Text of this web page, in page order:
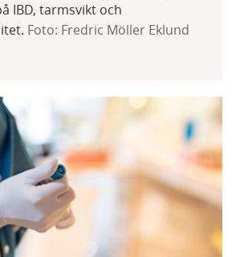
IBD, tarmsvikt och
Foto: Fredric Möller Eklund